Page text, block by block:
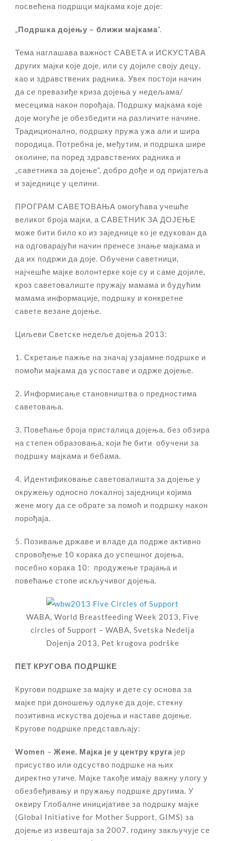
посвећена подршци мајкама које доје:
„Подршка дојењу – ближи мајкама“.
Тема наглашава важност САВЕТА и ИСКУСТАВА
других мајки које доје, или су дојиле своју децу,
као и здравствених радника. Увек постоји начин
да се превазиђе криза дојења у недељама/
месецима након порођаја. Подршку мајкама које
доје могуће је обезбедити на различите начине.
Традиционално, подршку пружа ужа али и шира
породица. Потребна је, међутим, и подршка шире
околине, па поред здравствених радника и
„саветника за дојење“, добро дође и од пријатеља
и заједнице у целини.
ПРОГРАМ САВЕТОВАЊА омогућава учешће
великог броја мајки, а САВЕТНИК ЗА ДОЈЕЊЕ
може бити било ко из заједнице ко је едукован да
на одговарајући начин пренесе знање мајкама и
да их подржи да доје. Обучени саветници,
најчешће мајке волонтерке које су и саме дојиле,
кроз саветовалиште пружају мамама и будућим
мамама информације, подршку и конкретне
савете везане дојење.
Циљеви Светске недеље дојења 2013:
1. Скретање пажње на значај узајамне подршке и
помоћи мајкама да успоставе и одрже дојење.
2. Информисање становништва о предностима
саветовања.
3. Повећање броја присталица дојења, без обзира
на степен образовања, који ће бити обучени за
подршку мајкама и бебама.
4. Идентификовање саветовалишта за дојење у
окружењу односно локалној заједници којима
жене могу да се обрате за помоћ и подршку након
порођаја.
5. Позивање државе и владе да подрже активно
спровођење 10 корака до успешног дојења,
посебно корака 10: продужење трајања и
повећање стопе искључивог дојења.
WABA, World Breastfeeding Week 2013, Five
circles of Support – WABA, Svetska Nedelja
Dojenja 2013, Pet krugova podrške
ПЕТ КРУГОВА ПОДРШКЕ
Кругови подршке за мајку и дете су основа за
мајке при доношењу одлуке да доје, стекну
позитивна искуства дојења и наставе дојење.
Кругове подршке представљају:
Wоmen – Жене. Мајка је у центру круга јер
присуство или одсуство подршке на њих
директно утиче. Мајке такође имају важну улогу у
обезбеђивању и пружању подршке другима. У
оквиру Глобалне иницијативе за подршку мајке
(Global Initiative for Mother Support, GIMS) за
дојење из извештаја за 2007. годину закључује се